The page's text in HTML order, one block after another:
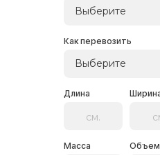
Выберите
Как перевозить
Выберите
Длина
Масса Объем